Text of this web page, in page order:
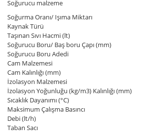
Soğurucu malzeme
Soğurma Oranı/ Işıma Miktarı
Kaynak Türü
Taşınan Sıvı Hacmi (lt)
Soğurucu Boru/ Baş boru Çapı (mm)
Soğurucu Boru Adedi
Cam Malzemesi
Cam Kalınlığı (mm)
İzolasyon Malzemesi
İzolasyon Yoğunluğu (kg/m3) Kalınlığı (mm)
Sıcaklık Dayanımı (°C)
Maksimum Çalışma Basıncı
Debi (lt/h)
Taban Sacı